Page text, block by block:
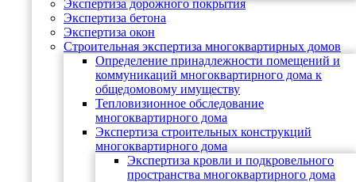
Экспертиза дорожного покрытия
Экспертиза бетона
Экспертиза окон
Строительная экспертиза многоквартирных домов
Определение принадлежности помещений и
коммуникаций многоквартирного дома к
общедомовому имуществу
Тепловизионное обследование
многоквартирного дома
Экспертиза строительных конструкций
многоквартирного дома
Экспертиза кровли и подкровельного
пространства многоквартирного дома